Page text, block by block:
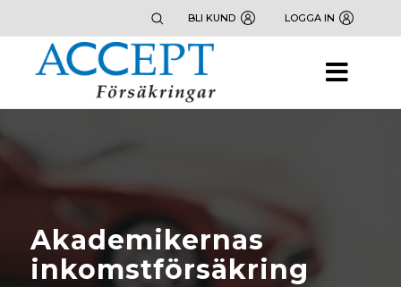
LOGGA IN
BLI KUND
Akademikernas
inkomstförsäkring